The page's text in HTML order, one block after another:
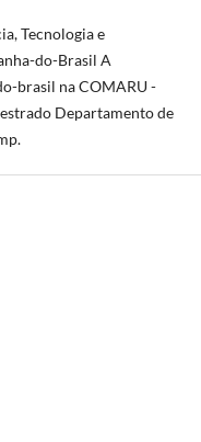
Tecnologia e
do-Brasil A
brasil na COMARU -
Departamento de